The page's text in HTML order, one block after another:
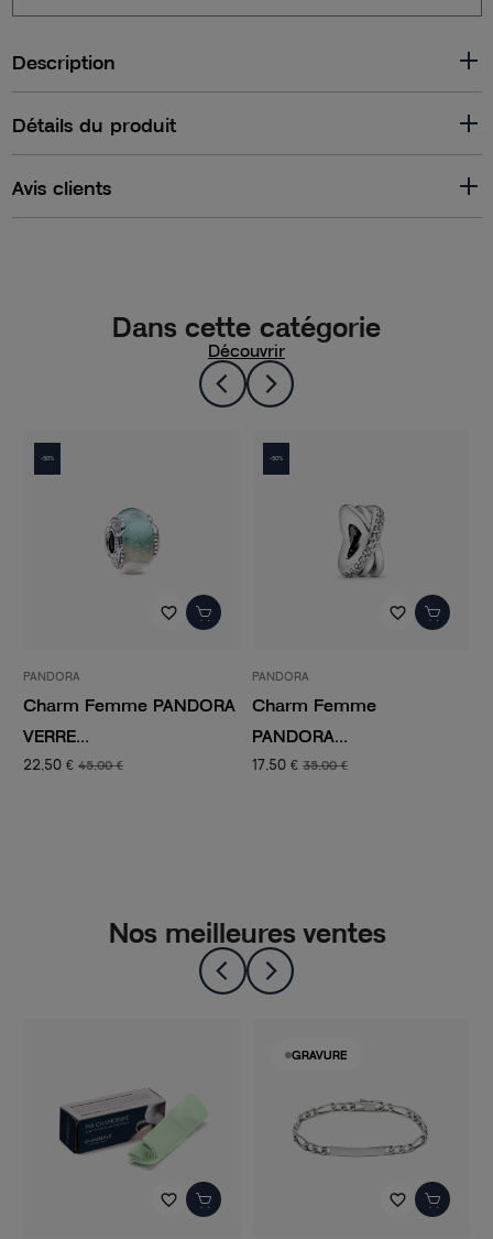
Description
Détails du produit
Avis clients
Dans cette catégorie
Découvrir
favorite_border
PANDORA
Charm Femme
PANDORA...
17,50 €35,00 €
-50%
favorite_border
PANDORA
Charm Femme PANDORA
DISNEY...
34,50 €69,00 €
-50%
Nos meilleures ventes
favorite_border favorite_border